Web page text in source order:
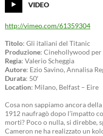
VIDEO
http://vimeo.com/61359304
Titolo: Gli italiani del Titanic
Produzione: Cinehollywood
Regia: Valerio Scheggia
Autore: Ezio Savino, Annalisa
Durata: 50′
Location: Milano, Belfast – Eire
Cosa non sappiamo ancora
1912 naufragò dopo l’impatto
morti? Poco o nulla, si direbbe,
Cameron ne ha realizzato un